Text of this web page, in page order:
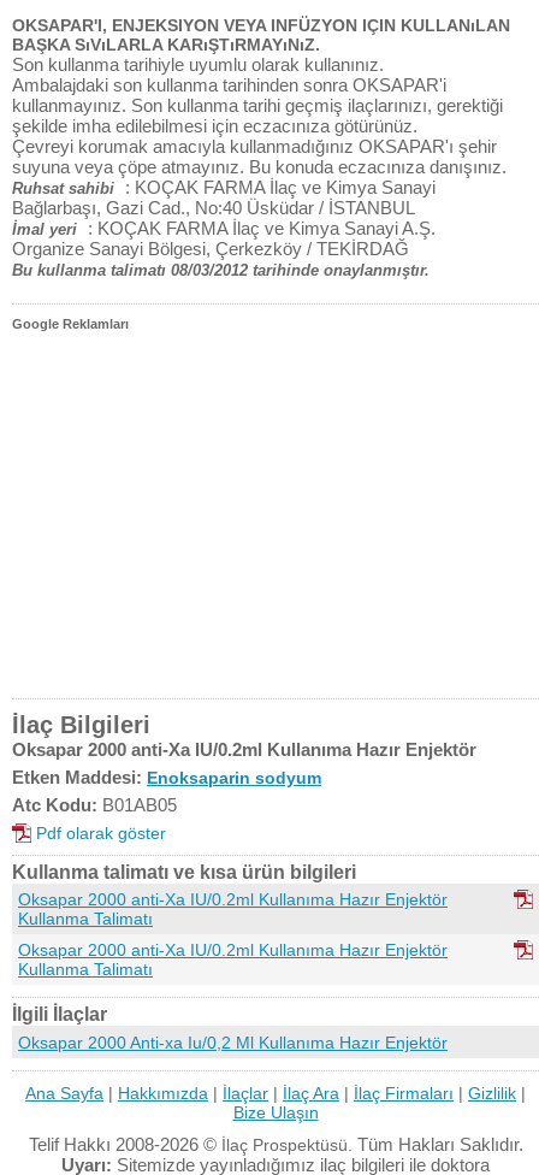
OKSAPAR'I, ENJEKSIYON VEYA INFÜZYON IÇIN KULLANıLAN
BAŞKA SıVıLARLA KARıŞTıRMAYıNıZ.
Son kullanma tarihiyle uyumlu olarak kullanınız.
Ambalajdaki son kullanma tarihinden sonra OKSAPAR'i
kullanmayınız. Son kullanma tarihi geçmiş ilaçlarınızı, gerektiği
şekilde imha edilebilmesi için eczacınıza götürünüz.
Çevreyi korumak amacıyla kullanmadığınız OKSAPAR'ı şehir
suyuna veya çöpe atmayınız. Bu konuda eczacınıza danışınız.
Ruhsat sahibi
: KOÇAK FARMA İlaç ve Kimya Sanayi
Bağlarbaşı, Gazi Cad., No:40 Üsküdar / İSTANBUL
İmal yeri
: KOÇAK FARMA İlaç ve Kimya Sanayi A.Ş.
Organize Sanayi Bölgesi, Çerkezköy / TEKİRDAĞ
Bu kullanma talimatı 08/03/2012 tarihinde onaylanmıştır.
Google Reklamları
İlaç Bilgileri
Oksapar 2000 anti-Xa IU/0.2ml Kullanıma Hazır Enjektör
Etken Maddesi: Enoksaparin sodyum
Atc Kodu: B01AB05
Pdf olarak göster
Kullanma talimatı ve kısa ürün bilgileri
Oksapar 2000 anti-Xa IU/0.2ml Kullanıma Hazır Enjektör
Kullanma Talimatı
Oksapar 2000 anti-Xa IU/0.2ml Kullanıma Hazır Enjektör
Kullanma Talimatı
İlgili İlaçlar
Oksapar 2000 Anti-xa Iu/0,2 Ml Kullanıma Hazır Enjektör
Ana Sayfa | Hakkımızda | İlaçlar | İlaç Ara | İlaç Firmaları | Gizlilik |
Bize Ulaşın
Telif Hakkı 2008-2026 © İlaç Prospektüsü. Tüm Hakları Saklıdır.
Uyarı: Sitemizde yayınladığımız ilaç bilgileri ile doktora